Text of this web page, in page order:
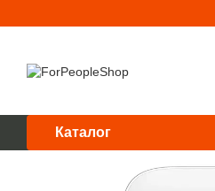
Каталог